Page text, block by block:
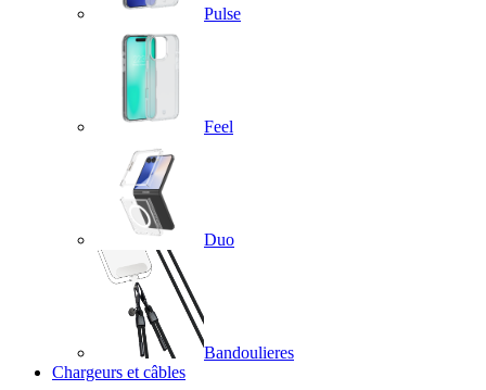
Pulse
Feel
Duo
Bandoulieres
Chargeurs et câbles